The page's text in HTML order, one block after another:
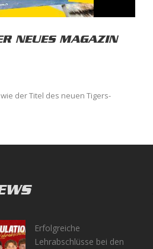
NEUES MAGAZIN
der Titel des neuen Tigers-
Erfolgreiche
Lehrabschlüsse bei den